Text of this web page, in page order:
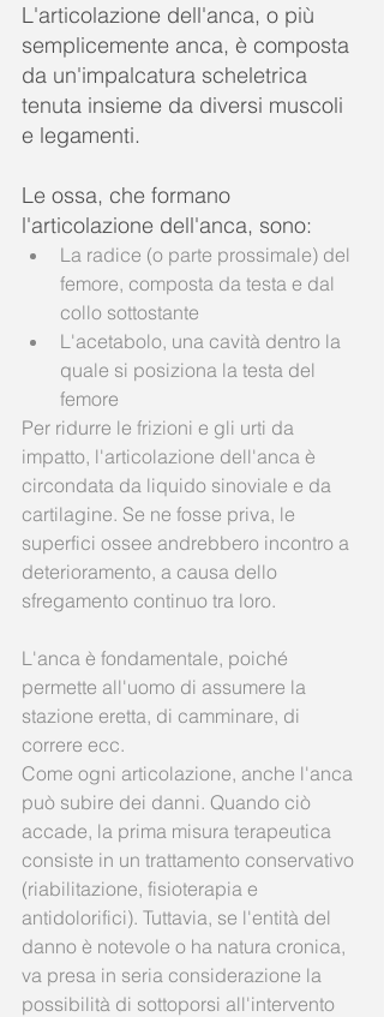
L'articolazione dell'anca, o più
semplicemente anca, è composta
da un'impalcatura scheletrica
tenuta insieme da diversi muscoli
e legamenti.
Le ossa, che formano
l'articolazione dell'anca, sono:
La radice (o parte prossimale) del
femore, composta da testa e dal
collo sottostante
L'acetabolo, una cavità dentro la
quale si posiziona la testa del
femore
Per ridurre le frizioni e gli urti da
impatto, l'articolazione dell'anca è
circondata da liquido sinoviale e da
cartilagine. Se ne fosse priva, le
superfici ossee andrebbero incontro a
deterioramento, a causa dello
sfregamento continuo tra loro.
L'anca è fondamentale, poiché
permette all'uomo di assumere la
stazione eretta, di camminare, di
correre ecc.
Come ogni articolazione, anche l'anca
può subire dei danni. Quando ciò
accade, la prima misura terapeutica
consiste in un trattamento conservativo
(riabilitazione, fisioterapia e
antidolorifici). Tuttavia, se l'entità del
danno è notevole o ha natura cronica,
va presa in seria considerazione la
possibilità di sottoporsi all'intervento